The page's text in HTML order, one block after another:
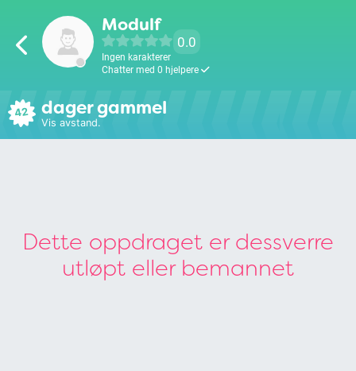
Modulf
0.0
Ingen karakterer
Chatter med 0 hjelpere
42 dager gammel
Vis avstand.
Dette oppdraget er dessverre
utløpt eller bemannet